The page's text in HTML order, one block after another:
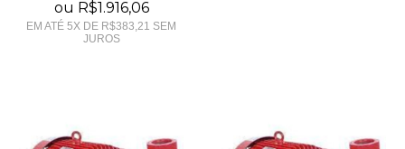
ou R$1.916,06
EM ATÉ 5X DE R$383,21 SEM
JUROS